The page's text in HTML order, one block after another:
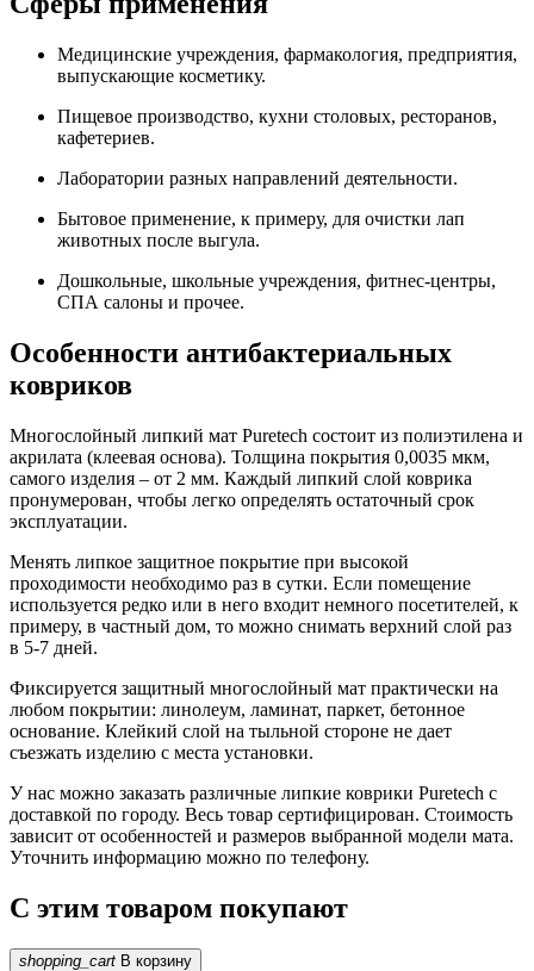
Медицинские учреждения, фармакология, предприятия,
выпускающие косметику.
Пищевое производство, кухни столовых, ресторанов,
кафетериев.
Лаборатории разных направлений деятельности.
Бытовое применение, к примеру, для очистки лап
животных после выгула.
Дошкольные, школьные учреждения, фитнес-центры,
СПА салоны и прочее.
Особенности антибактериальных
ковриков
Многослойный липкий мат Puretech состоит из полиэтилена и
акрилата (клеевая основа). Толщина покрытия 0,0035 мкм,
самого изделия – от 2 мм. Каждый липкий слой коврика
пронумерован, чтобы легко определять остаточный срок
эксплуатации.
Менять липкое защитное покрытие при высокой
проходимости необходимо раз в сутки. Если помещение
используется редко или в него входит немного посетителей, к
примеру, в частный дом, то можно снимать верхний слой раз
в 5-7 дней.
Фиксируется защитный многослойный мат практически на
любом покрытии: линолеум, ламинат, паркет, бетонное
основание. Клейкий слой на тыльной стороне не дает
съезжать изделию с места установки.
У нас можно заказать различные липкие коврики Puretech с
доставкой по городу. Весь товар сертифицирован. Стоимость
зависит от особенностей и размеров выбранной модели мата.
Уточнить информацию можно по телефону.
С этим товаром покупают
shopping_cart В корзину